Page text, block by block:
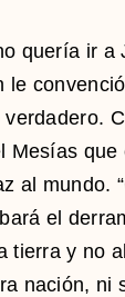
quería ir a
le
verdadero.
Mesías
al mundo.
el
tierra y no
nación, ni